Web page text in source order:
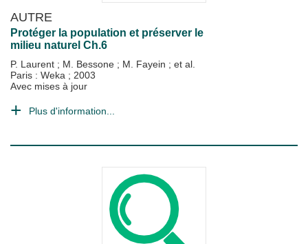
AUTRE
Protéger la population et préserver le
milieu naturel Ch.6
P. Laurent ; M. Bessone ; M. Fayein ; et al.
Paris : Weka ; 2003
Avec mises à jour
Plus d'information...